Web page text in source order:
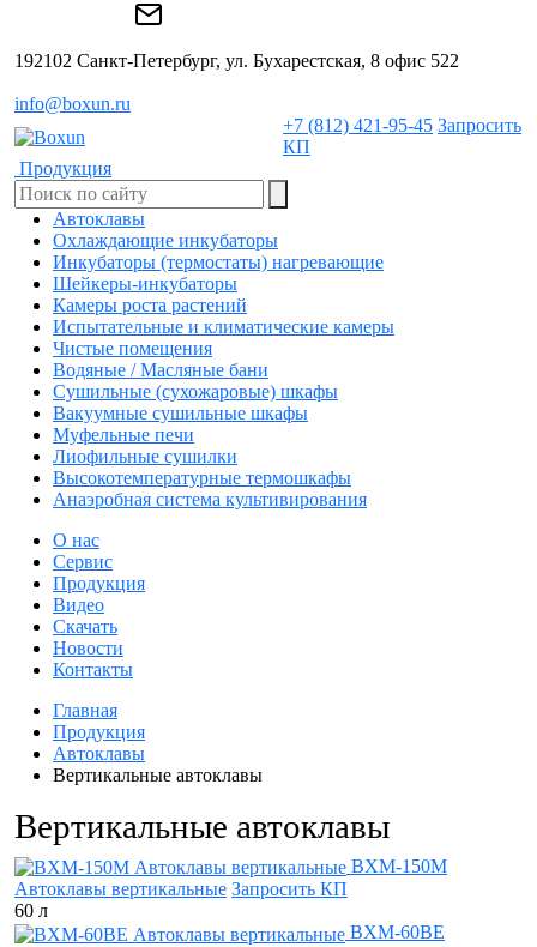
192102 Санкт-Петербург, ул. Бухарестская, 8 офис 522
info@boxun.ru
Продукция
Автоклавы
Охлаждающие инкубаторы
Инкубаторы (термостаты) нагревающие
Шейкеры-инкубаторы
Камеры роста растений
Испытательные и климатические камеры
Чистые помещения
Водяные / Масляные бани
Сушильные (сухожаровые) шкафы
Вакуумные сушильные шкафы
Муфельные печи
Лиофильные сушилки
Высокотемпературные термошкафы
Анаэробная система культивирования
+7 (812) 421-95-45 Запросить
КП
О нас
Сервис
Продукция
Видео
Скачать
Новости
Контакты
Главная
Продукция
Автоклавы
Вертикальные автоклавы
Вертикальные автоклавы
BXM-150M
Автоклавы вертикальные Запросить КП
60 л
BXM-60BE